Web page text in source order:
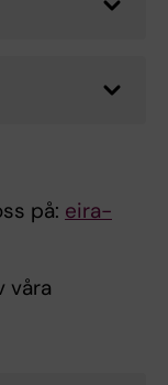
på: eira-
våra